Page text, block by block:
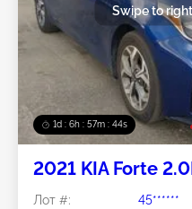
1d : 6h : 57m : 41s
Swipe to
2021 KIA Forte
Лот #:
45******